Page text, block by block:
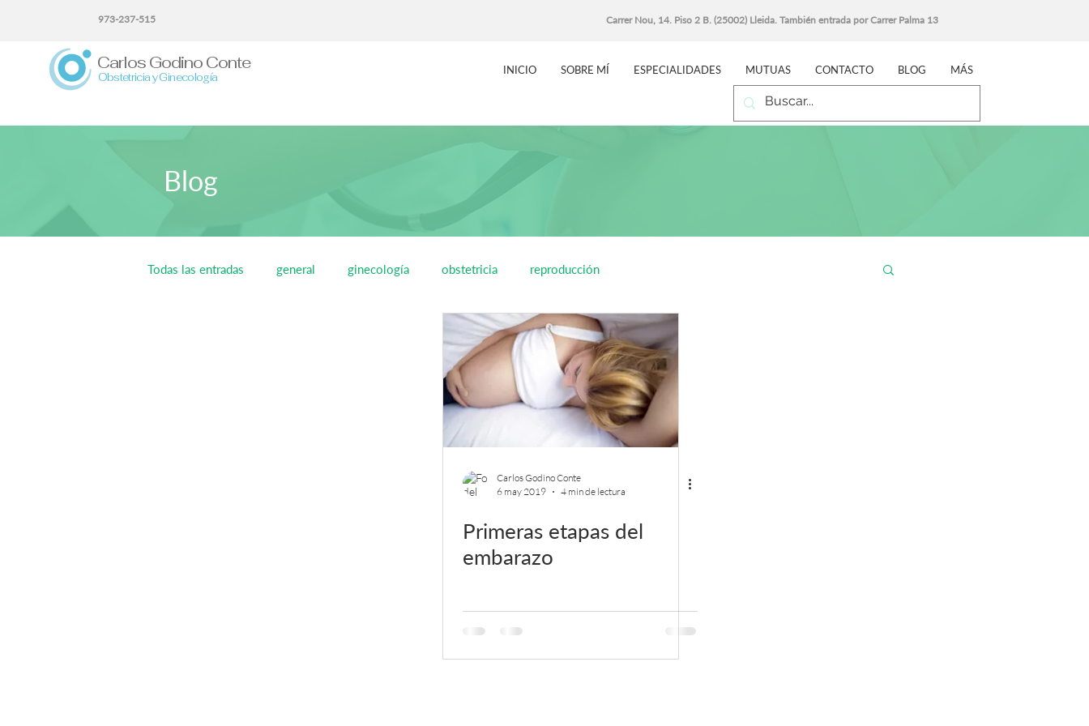
973-237-515 Carrer Nou, 14. Piso 2 B. (25002) Lleida. También entrada por Carrer Palma 13
Carlos Godino Conte
Obstetricia y Ginecología
INICIO SOBRE MÍ ESPECIALIDADES MUTUAS CONTACTO BLOG MÁS
Blog
Todas las entradas general ginecología obstetricia reproducción
Carlos Godino Conte
6 may 2019
4 min de lectura
Primeras etapas del
embarazo